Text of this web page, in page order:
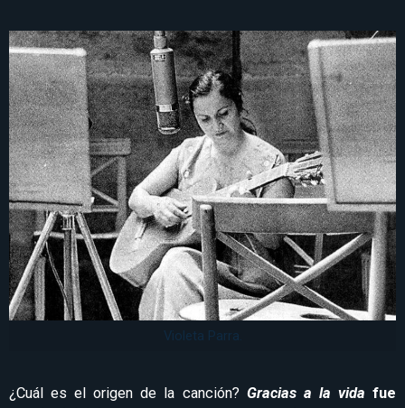
Violeta Parra.
¿Cuál es el origen de la canción? Gracias a la vidafue